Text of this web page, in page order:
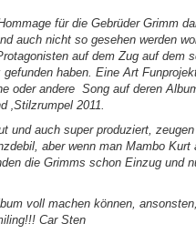
für die Gebrüder Grimm
auch nicht so gesehen werden
auf dem Zug auf dem
haben. Eine Art
oder andere Song auf deren
‚Stilzrumpel 2011.
und auch super produziert,
aber wenn man Mambo
die Grimms schon Einzug und
voll machen können,
Car Sten